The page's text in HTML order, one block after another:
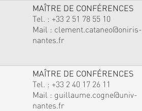
MAÎTRE DE CONFÉRENCES
Tel. : +33 2 51 78 55 10
Mail : clement.cataneo@oniris-
nantes.fr
MAÎTRE DE CONFÉRENCES
Tel. : +33 2 40 17 26 11
Mail : guillaume.cogne@univ-
nantes.fr